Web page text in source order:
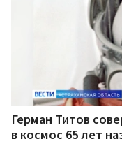
Герман Титов
в космос 65 лет